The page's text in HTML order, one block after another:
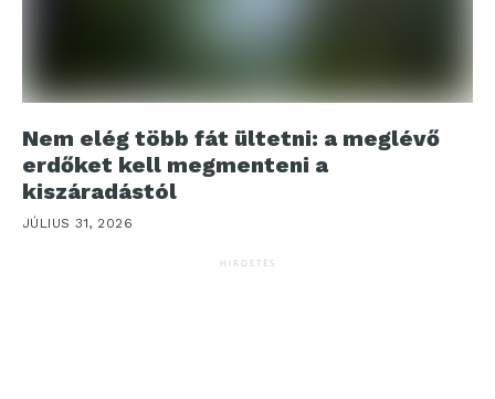
Nem elég több fát ültetni: a meglévő
erdőket kell megmenteni a
kiszáradástól
JÚLIUS 31, 2026
HIRDETÉS